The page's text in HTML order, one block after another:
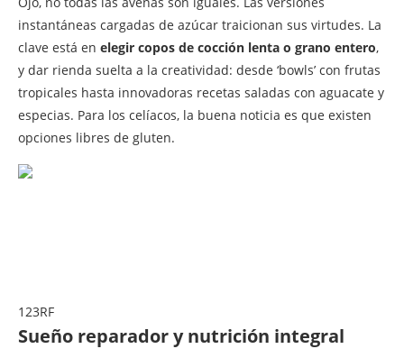
instantáneas cargadas de azúcar traicionan sus virtudes. La
clave está en elegir copos de cocción lenta o grano entero,
y dar rienda suelta a la creatividad: desde ‘bowls’ con frutas
tropicales hasta innovadoras recetas saladas con aguacate y
especias. Para los celíacos, la buena noticia es que existen
opciones libres de gluten.
123RF
Sueño reparador y nutrición integral